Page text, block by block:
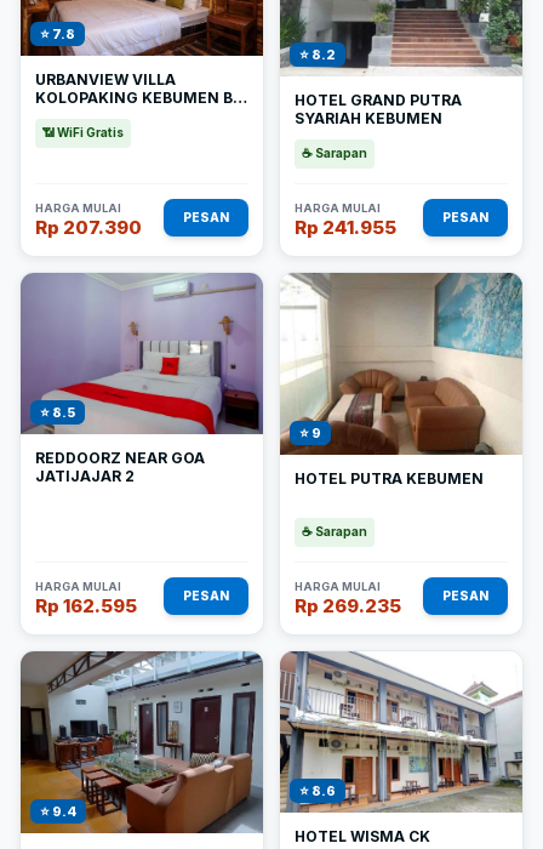
⭐ 7.8
URBANVIEW VILLA
KOLOPAKING KEBUMEN BY
📶 WiFi Gratis
HARGA MULAI
Rp 207.390 PESAN
⭐ 8.2
HOTEL GRAND PUTRA
SYARIAH KEBUMEN
☕ Sarapan
HARGA MULAI
Rp 241.955 PESAN
⭐ 8.5
REDDOORZ NEAR GOA
JATIJAJAR 2
HARGA MULAI
Rp 162.595 PESAN
⭐ 9
HOTEL PUTRA KEBUMEN
☕ Sarapan
HARGA MULAI
Rp 269.235 PESAN
⭐ 9.4
⭐ 8.6
HOTEL WISMA CK